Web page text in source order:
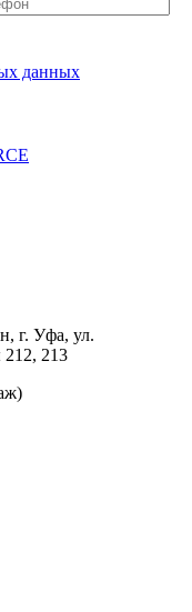
данных
г. Уфа, ул.
213